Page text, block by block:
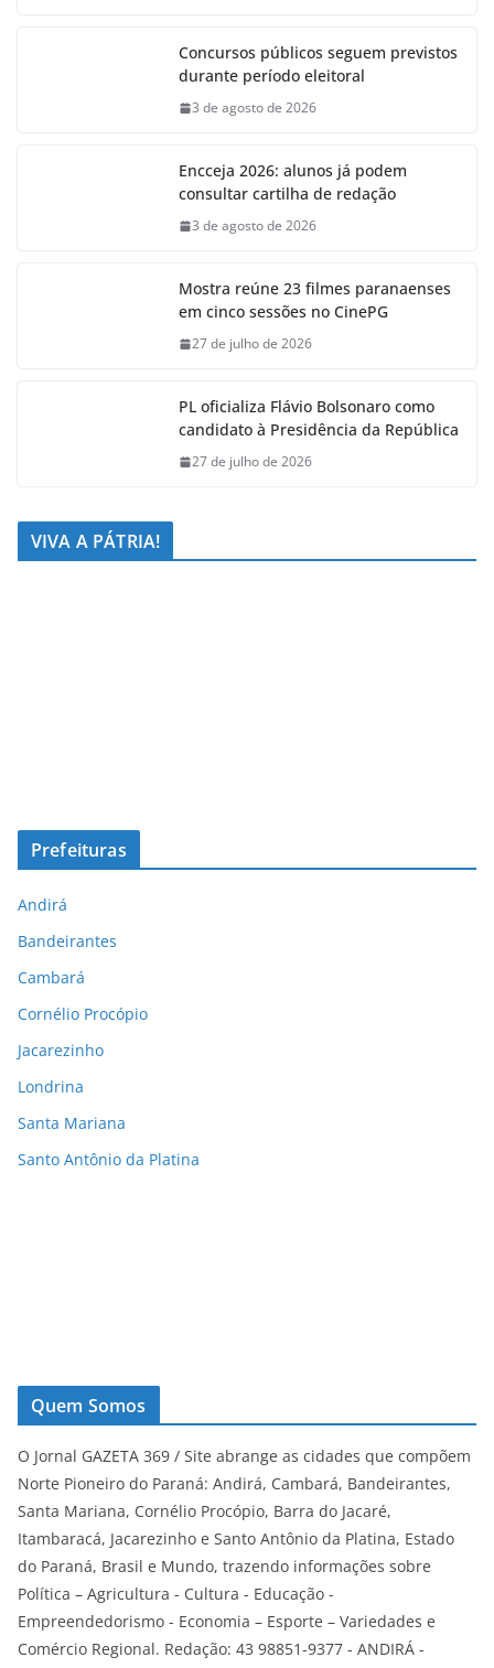
Concursos públicos seguem previstos
durante período eleitoral
3 de agosto de 2026
Encceja 2026: alunos já podem
consultar cartilha de redação
3 de agosto de 2026
Mostra reúne 23 filmes paranaenses
em cinco sessões no CinePG
27 de julho de 2026
PL oficializa Flávio Bolsonaro como
candidato à Presidência da República
27 de julho de 2026
VIVA A PÁTRIA!
Prefeituras
Andirá
Bandeirantes
Cambará
Cornélio Procópio
Jacarezinho
Londrina
Santa Mariana
Santo Antônio da Platina
Quem Somos
O Jornal GAZETA 369 / Site abrange as cidades que compõem
Norte Pioneiro do Paraná: Andirá, Cambará, Bandeirantes,
Santa Mariana, Cornélio Procópio, Barra do Jacaré,
Itambaracá, Jacarezinho e Santo Antônio da Platina, Estado
do Paraná, Brasil e Mundo, trazendo informações sobre
Política – Agricultura - Cultura - Educação -
Empreendedorismo - Economia – Esporte – Variedades e
Comércio Regional. Redação: 43 98851-9377 - ANDIRÁ -